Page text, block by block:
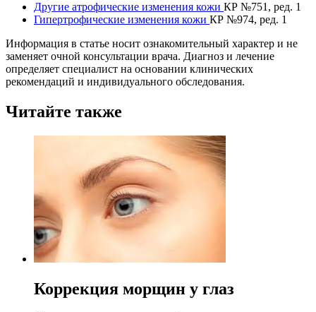
Другие атрофические изменения кожи КР №751, ред. 1
Гипертрофические изменения кожи КР №974, ред. 1
Информация в статье носит ознакомительный характер и не
заменяет очной консультации врача. Диагноз и лечение
определяет специалист на основании клинических
рекомендаций и индивидуального обследования.
Читайте также
Коррекция морщин у глаз